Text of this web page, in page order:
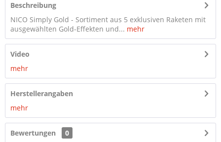
Beschreibung
NICO Simply Gold - Sortiment aus 5 exklusiven Raketen mit
ausgewählten Gold-Effekten und... mehr
Video
mehr
Herstellerangaben
mehr
Bewertungen
0